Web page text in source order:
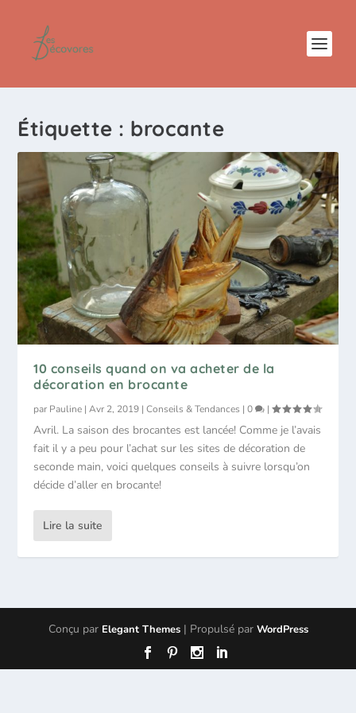
Étiquette : brocante
10 conseils quand on va acheter de la
décoration en brocante
par Pauline |Avr 2, 2019 |Conseils & Tendances |0 |
Avril. La saison des brocantes est lancée! Comme je l’avais
fait il y a peu pour l’achat sur les sites de décoration de
seconde main, voici quelques conseils à suivre lorsqu’on
décide d’aller en brocante!
Lire la suite
Conçu par Elegant Themes| Propulsé par WordPress